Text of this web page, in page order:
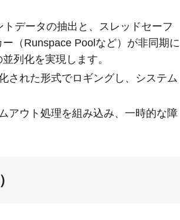
データの抽出と、スレッドセーフ
（Runspace Poolなど）が非同期に
列化を実現します。
された形式でロギングし、システム
アウト処理を組み込み、一時的な障